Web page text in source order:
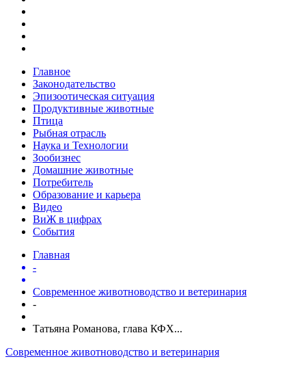
Главное
Законодательство
Эпизоотическая ситуация
Продуктивные животные
Птица
Рыбная отрасль
Наука и Технологии
Зообизнес
Домашние животные
Потребитель
Образование и карьера
Видео
ВиЖ в цифрах
События
Главная
-
Современное животноводство и ветеринария
-
Татьяна Романова, глава КФХ...
Современное животноводство и ветеринария